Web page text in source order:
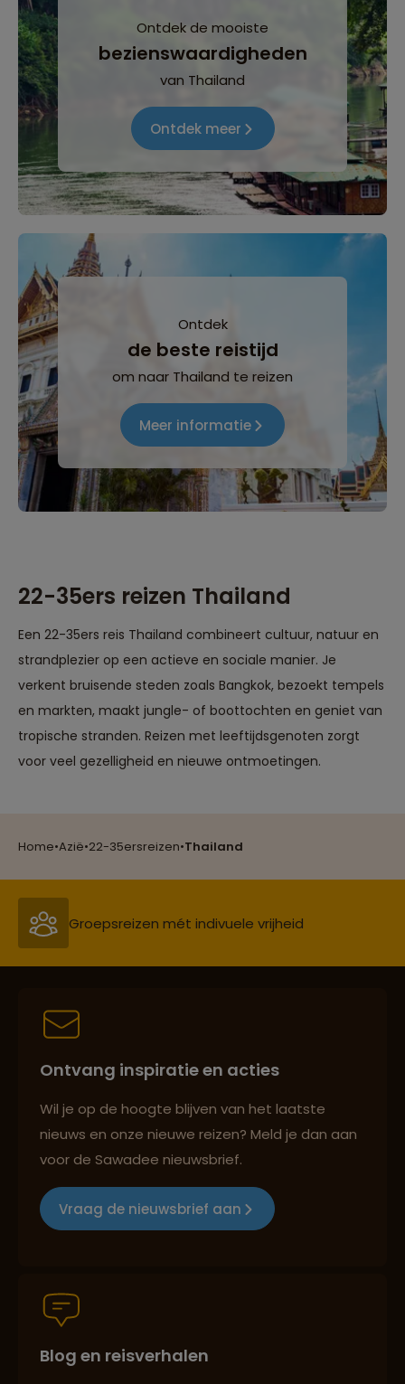
Home•Azië•22-35ersreizen•Thailand
Ontdek de mooiste
bezienswaardigheden
van Thailand
Ontdek meer
Ontdek
de beste reistijd
om naar Thailand te reizen
Meer informatie
22-35ers reizen Thailand
Een 22-35ers reis Thailand combineert cultuur, natuur en
strandplezier op een actieve en sociale manier. Je
verkent bruisende steden zoals Bangkok, bezoekt tempels
en markten, maakt jungle- of boottochten en geniet van
tropische stranden. Reizen met leeftijdsgenoten zorgt
voor veel gezelligheid en nieuwe ontmoetingen.
Groepsreizen mét indivuele vrijheid
Persoonlijk en deskundig reisadvies
Reizen met oog voor mens, cultuur en milieu
Persoonlijk en deskundig reisadvies
Ontvang inspiratie en acties
Wil je op de hoogte blijven van het laatste
nieuws en onze nieuwe reizen? Meld je dan aan
voor de Sawadee nieuwsbrief.
Vraag de nieuwsbrief aan
Blog en reisverhalen